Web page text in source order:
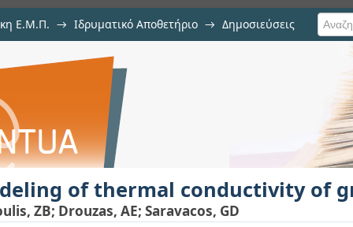
Ε.Μ.Π. → Ιδρυματικό Αποθετήριο → Δημοσιεύσεις
of granular starches
of thermal conductivity of
ZB; Drouzas, AE; Saravacos, GD